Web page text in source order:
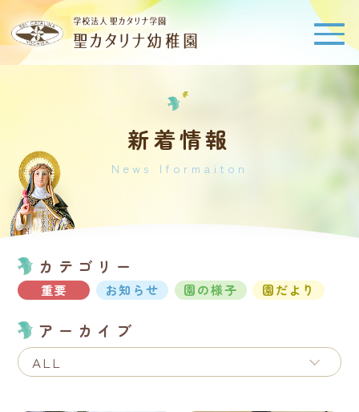
新着情報
News Iformaiton
カテゴリー
重要 お知らせ 園の様子 園だより
アーカイブ